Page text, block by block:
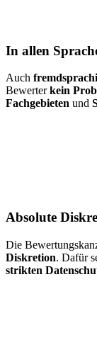
In allen
Auch
Bewerterkein
Fachgebieten und
Absolute
Die
Diskretion. Dafür
strikten